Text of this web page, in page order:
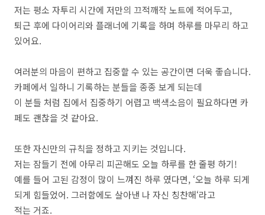
저는 평소 자투리 시간에 저만의 끄적깨작 노트에 적어두고,
퇴근 후에 다이어리와 플래너에 기록을 하며 하루를 마무리 하고
있어요.
여러분의 마음이 편하고 집중할 수 있는 공간이면 더욱 좋습니다.
카페에서 일하니 기록하는 분들을 종종 보게 되는데
이 분들 처럼 집에서 집중하기 어렵고 백색소음이 필요하다면 카
페도 괜찮을 것 같아요.
또한 자신만의 규칙을 정하고 지키는 것입니다.
저는 잠들기 전에 아무리 피곤해도 오늘 하루를 한 줄평 하기!
예를 들어 고된 감정이 많이 느껴진 하루 였다면, ‘오늘 하루 되게
되게 힘들었어. 그러함에도 살아낸 나 자신 칭찬해‘라고
적는 거죠.